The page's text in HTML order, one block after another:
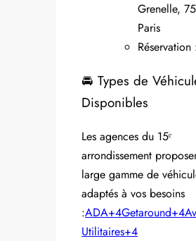
Grenelle,
Paris
Réservation
🚘 Types de
Disponibles
Les agences du 15ᵉ
arrondissement
large gamme de
adaptés à vos besoins
:
Utilitaires+4